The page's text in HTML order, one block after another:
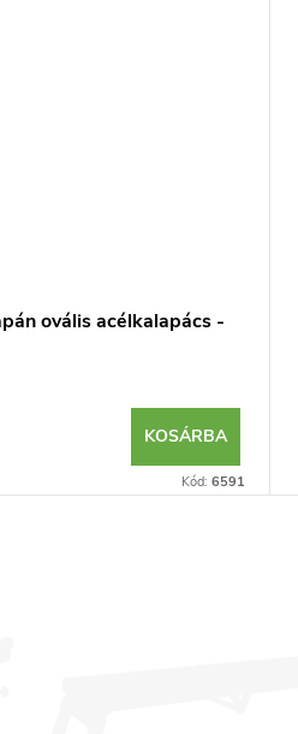
ovális acélkalapács -
KOSÁRBA
Kód: 6591